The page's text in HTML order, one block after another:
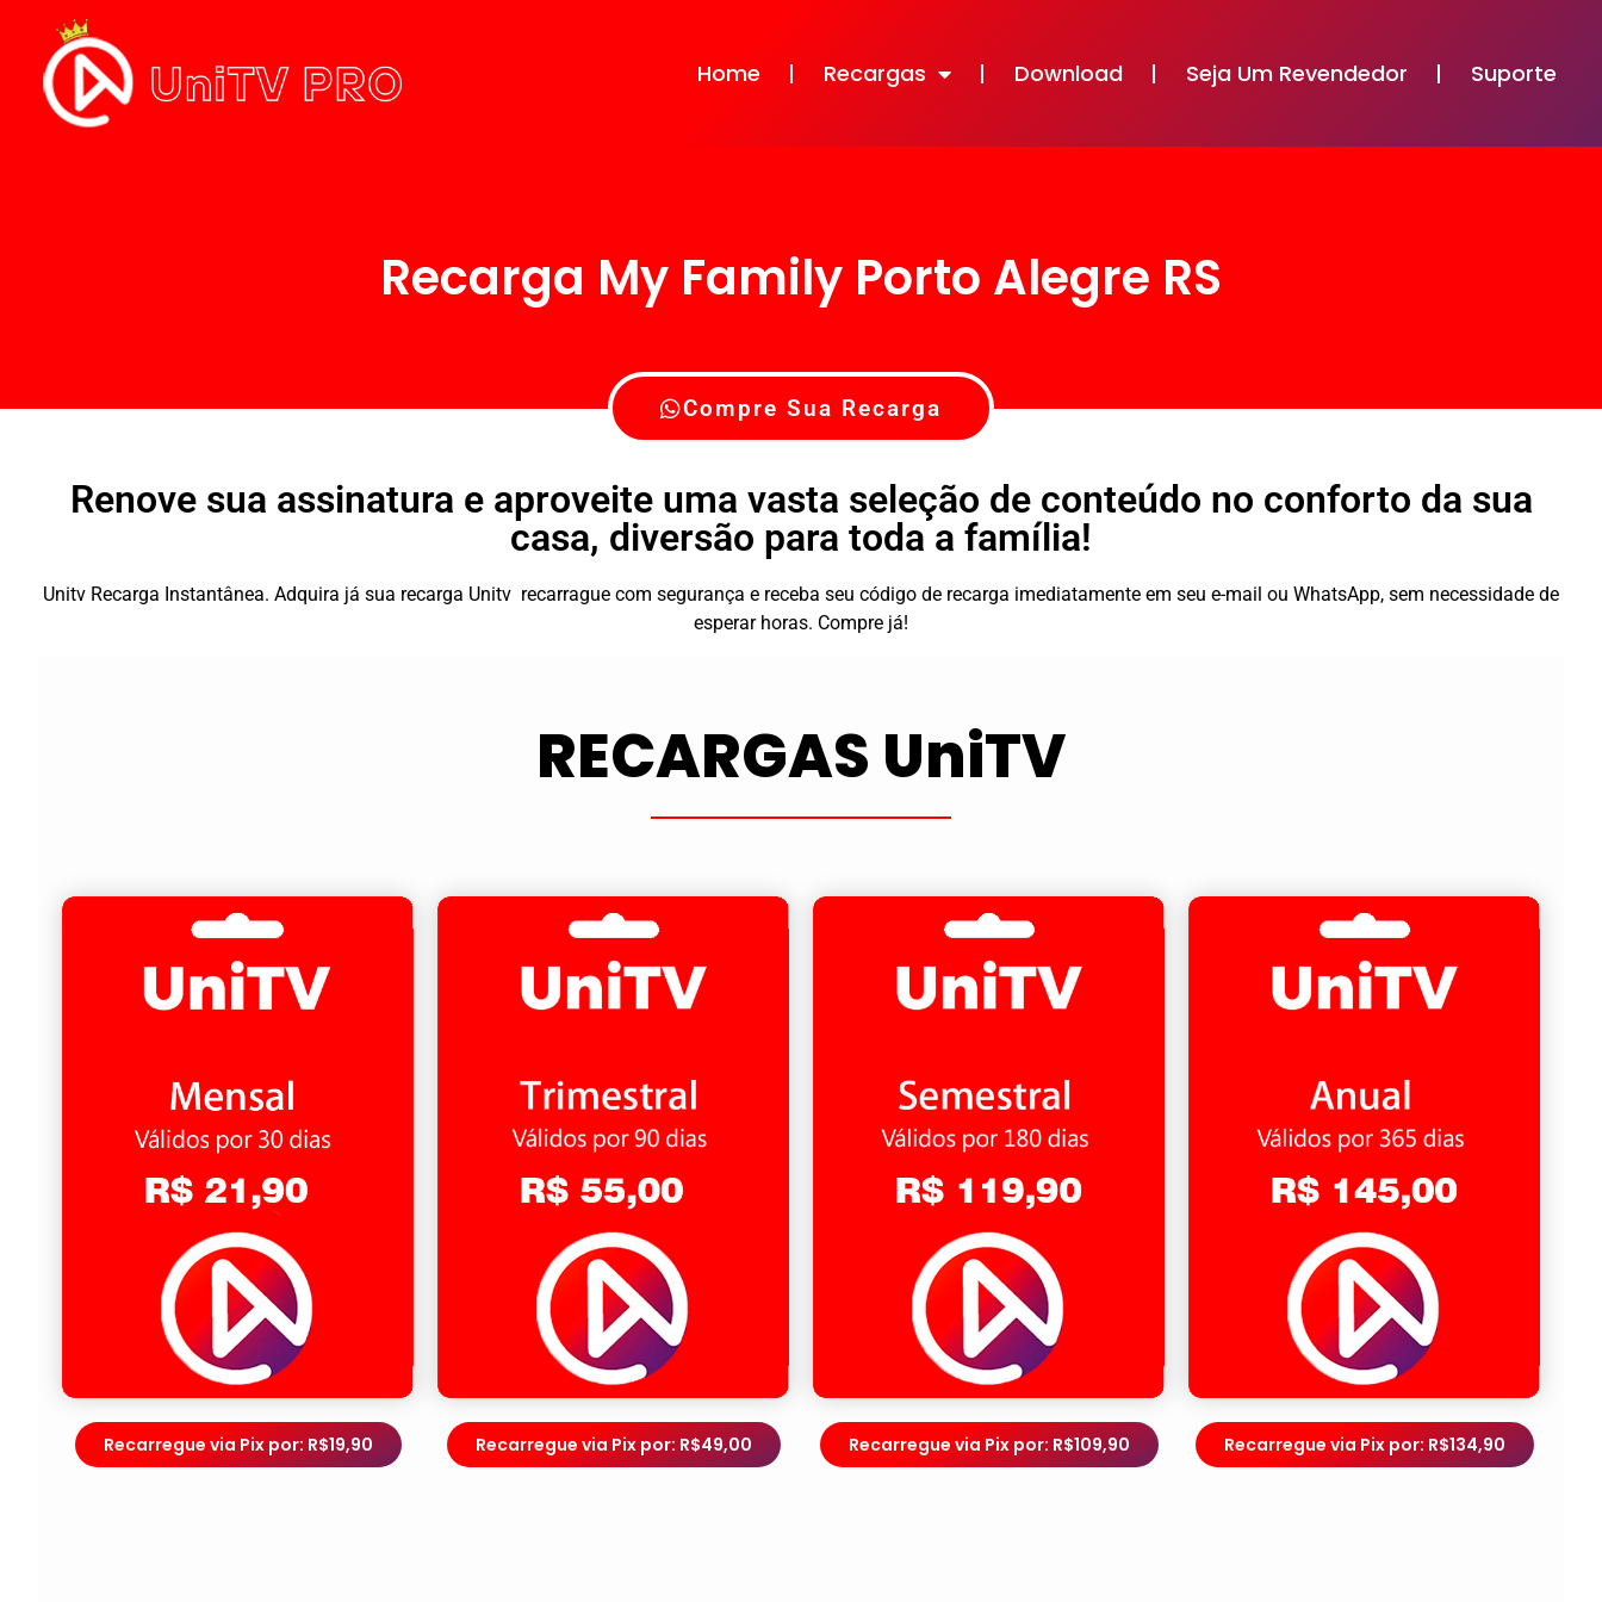
Home Recargas Download Seja Um Revendedor Suporte
Recarga My Family Porto Alegre RS
Compre Sua Recarga
Renove sua assinatura e aproveite uma vasta seleção de conteúdo no conforto da sua
casa, diversão para toda a família!
Unitv Recarga Instantânea. Adquira já sua recarga Unitv recarrague com segurança e receba seu código de recarga imediatamente em seu e-mail ou WhatsApp, sem necessidade de
esperar horas. Compre já!
RECARGAS UniTV
Recarregue via Pix por: R$19,90 Recarregue via Pix por: R$49,00 Recarregue via Pix por: R$109,90 Recarregue via Pix por: R$134,90